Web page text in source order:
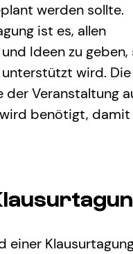
werden sollte.
ist es, allen
Ideen zu
wird.
Veranstaltung
benötigt, damit
einer